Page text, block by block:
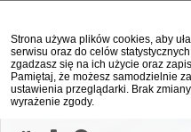
Strona używa plików cookies, aby
serwisu oraz do celów
zgadzasz się na ich użycie oraz
Pamiętaj, że możesz samodzielnie
ustawienia przeglądarki. Brak
wyrażenie zgody.